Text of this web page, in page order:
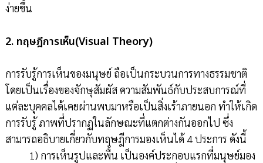
ง่ายขึ้น
2. ทฤษฎีการเห็น(Visual Theory)
การรับรู้การเห็นของมนุษย์ ถือเป็นกระบวนการทางธรรมชาติ
โดยเป็นเรื่องของจักษุสัมผัส ความสัมพันธ์กับประสบการณ์ที่
แต่ละบุคคลได้เคยผ่านพบมาหรือเป็นสิ่งเร้าภายนอก ทำให้เกิด
การรับรู้ ภาพที่ปรากฏในลักษณะที่แตกต่างกันออกไป ซึ่ง
สามารถอธิบายเกี่ยวกับทฤษฎีการมองเห็นได้ 4 ประการ ดังนี้
1) การเห็นรูปและพื้น เป็นองค์ประกอบแรกที่มนุษย์มอง